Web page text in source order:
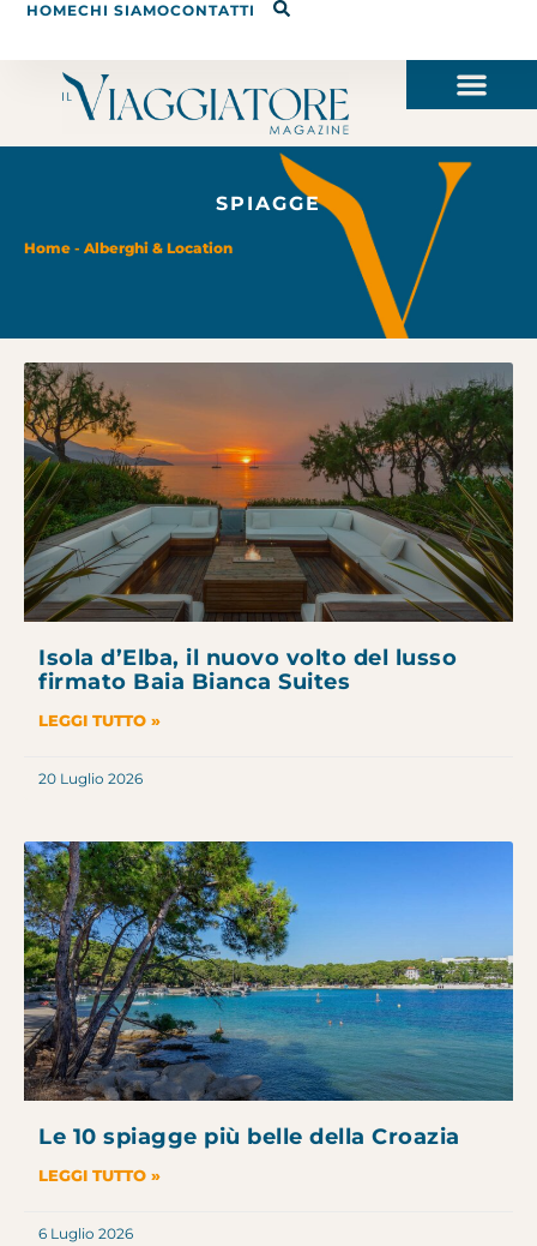
HOMECHI SIAMOCONTATTI
SPIAGGE
Home - Alberghi & Location
Isola d’Elba, il nuovo volto del lusso
firmato Baia Bianca Suites
LEGGI TUTTO »
20 Luglio 2026
Le 10 spiagge più belle della Croazia
LEGGI TUTTO »
6 Luglio 2026